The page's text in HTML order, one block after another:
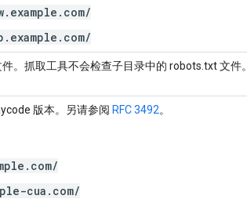
。抓取工具不会检查子目录中的 robots.txt 文件。
版本。另请参阅 RFC 3492。
cua.com/